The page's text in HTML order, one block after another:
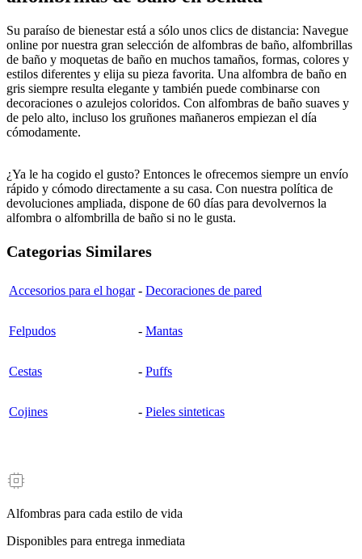
Su paraíso de bienestar está a sólo unos clics de distancia: Navegue
online por nuestra gran selección de alfombras de baño, alfombrillas
de baño y moquetas de baño en muchos tamaños, formas, colores y
estilos diferentes y elija su pieza favorita. Una alfombra de baño en
gris siempre resulta elegante y también puede combinarse con
decoraciones o azulejos coloridos. Con alfombras de baño suaves y
de pelo alto, incluso los gruñones mañaneros empiezan el día
cómodamente.
¿Ya le ha cogido el gusto? Entonces le ofrecemos siempre un envío
rápido y cómodo directamente a su casa. Con nuestra política de
devoluciones ampliada, dispone de 60 días para devolvernos la
alfombra o alfombrilla de baño si no le gusta.
Categorias Similares
Accesorios para el hogar - Decoraciones de pared
Felpudos - Mantas
Cestas - Puffs
Cojines - Pieles sinteticas
Alfombras para cada estilo de vida
Disponibles para entrega inmediata